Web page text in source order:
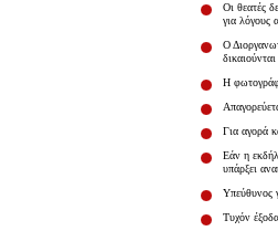
Οι θεατές
για λόγους
Ο
Η
Για αγορά
Εάν η
υπάρξει
Υπεύθυνος
Τυχόν